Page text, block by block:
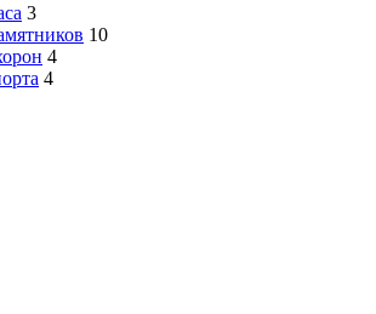
3
10
4
4